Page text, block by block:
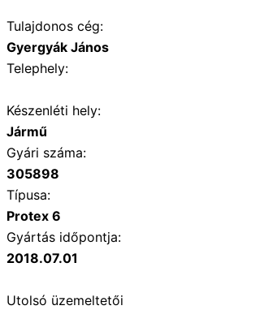
Tulajdonos cég:
Gyergyák János
Telephely:
Készenléti hely:
Jármű
Gyári száma:
305898
Típusa:
Protex 6
Gyártás időpontja:
2018.07.01
Utolsó üzemeltetői